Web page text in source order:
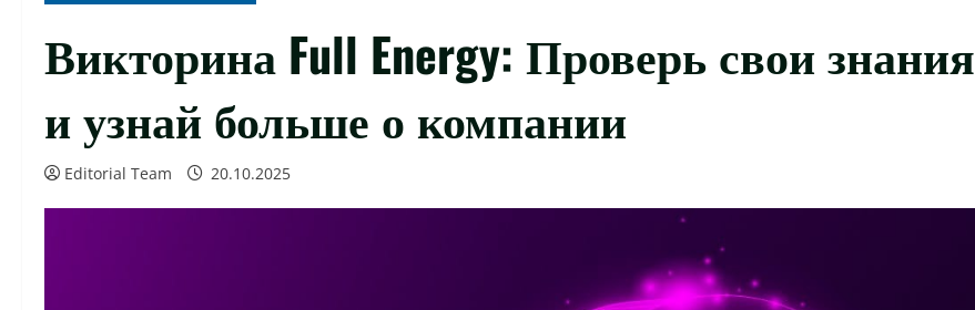
Викторина Full Energy: Проверь свои знания
и узнай больше о компании
Editorial Team 20.10.2025